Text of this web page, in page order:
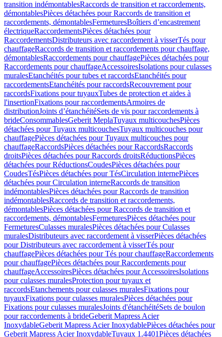
transition indémontablesRaccords de transition et raccordements,
démontablesPièces détachées pour Raccords de transition et
raccordements, démontablesFermeturesBoîtiers d’encastrement
électriqueRaccordementsPièces détachées pour
RaccordementsDistributeurs avec raccordement à visserTés pour
chauffageRaccords de transition et raccordements pour chauffage,
démontablesRaccordements pour chauffagePièces détachées pour
Raccordements pour chauffageAccessoiresIsolations pour culasses
muralesEtanchéités pour tubes et raccordsEtanchéités pour
raccordementsEtanchéités pour raccordsRecouvrement pour
raccordsFixations pour tuyauxTubes de protection et aides à
l'insertionFixations pour raccordementsArmoires de
distributionJoints d’étanchéitéSets de vis pour raccordements à
brideConsommablesGeberit MeplaTuyaux multicouchesPièces
détachées pour Tuyaux multicouchesTuyaux multicouches pour
chauffagePièces détachées pour Tuyaux multicouches pour
chauffageRaccordsPièces détachées pour RaccordsRaccords
droitsPièces détachées pour Raccords droitsRéductionsPièces
détachées pour RéductionsCoudesPièces détachées pour
CoudesTésPièces détachées pour TésCirculation internePièces
détachées pour Circulation interneRaccords de transition
indémontablesPièces détachées pour Raccords de transition
indémontablesRaccords de transition et raccordements,
démontablesPièces détachées pour Raccords de transition et
raccordements, démontablesFermeturesPièces détachées pour
FermeturesCulasses muralesPièces détachées pour Culasses
muralesDistributeurs avec raccordement à visserPièces détachées
pour Distributeurs avec raccordement à visserTés pour
chauffagePièces détachées pour Tés pour chauffageRaccordements
pour chauffagePièces détachées pour Raccordements pour
chauffageAccessoiresPièces détachées pour AccessoiresIsolations
pour culasses muralesProtection pour tuyaux et
raccordsEtanchements pour culasses muralesFixations pour
tuyauxFixations pour culasses muralesPièces détachées pour
Fixations pour culasses muralesJoints d'étanchéitéSets de boulon
pour raccordements à brideGeberit Mapress Acier
InoxydableGeberit Mapress Acier InoxydablePièces détachées pour
Geberit Mapress Acier InoxydableTuyaux 1.4401Pièces détachées